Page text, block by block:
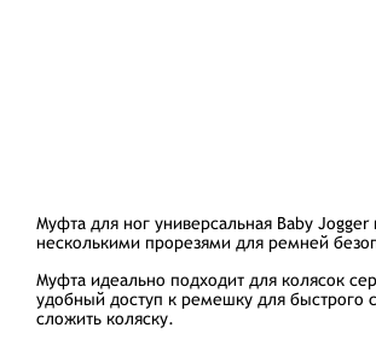
Муфта для ног универсальная Baby Jogger
несколькими прорезями для ремней
Муфта идеально подходит для колясок
удобный доступ к ремешку для быстрого
сложить коляску.